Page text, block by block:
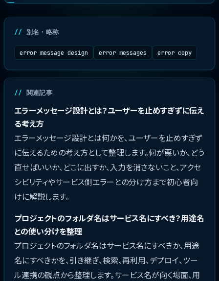
別名・略称
error message design error messages error copy
関連記事
エラーメッセージ設計とは？ユーザーを止めすぎずに伝え
る考え方
エラーメッセージ設計とは何かを、ユーザーを止めすぎず
に伝えるための考え方として整理します。何が悪いか、どう
直せばいいか、どこに出すか、入力を消さないこと、アクセ
シビリティやサービス側エラーとの分け方まで初心者向
けに解説します。
プロジェクトのフォルダ名はサービス名にすべき？用途名
との使い分けを整理
プロジェクトのフォルダ名はサービス名にすべきか、用途
名にすべきかを、引き継ぎ、検索、再利用、デプロイ、ツー
ル連携の観点から整理します。サービス名が向く場面、用